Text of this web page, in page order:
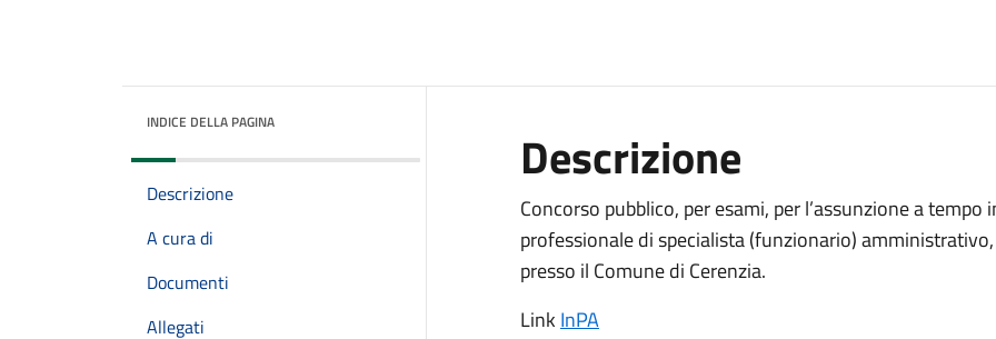
INDICE DELLA PAGINA
Descrizione
A cura di
Documenti
Allegati
Descrizione
Concorso pubblico, per esami, per l’assunzione a
professionale di specialista (funzionario)
presso il Comune di Cerenzia.
Link InPA